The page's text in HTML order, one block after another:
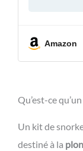
Amazon
Qu’est-ce
Un kit de
destiné à la